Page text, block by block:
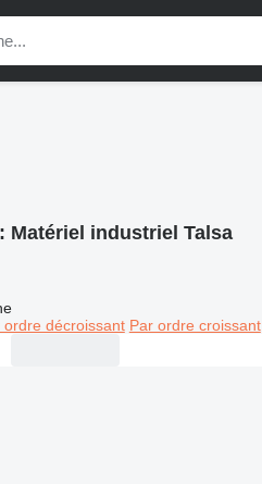
Matériel industriel Talsa
ordre décroissant Par ordre croissant